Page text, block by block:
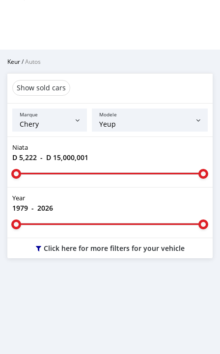
Keur/Autos
Show sold cars
Marque Modele
Niata
D 5,222 - D 15,000,001
Year
1979 - 2026
Click here for more filters for your vehicle